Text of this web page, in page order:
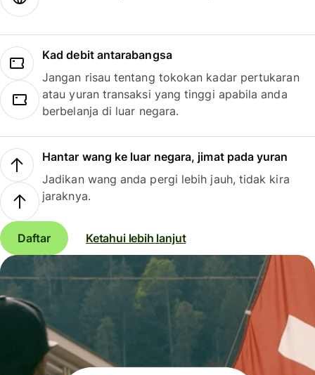
Kad debit antarabangsa
Jangan risau tentang tokokan kadar pertukaran
atau yuran transaksi yang tinggi apabila anda
berbelanja di luar negara.
Hantar wang ke luar negara, jimat pada yuran
Jadikan wang anda pergi lebih jauh, tidak kira
jaraknya.
Daftar Ketahui lebih lanjut